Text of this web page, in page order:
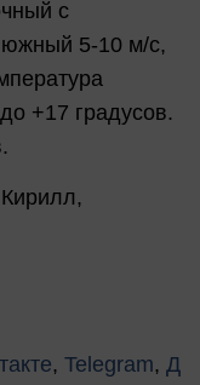
с
южный 5-10 м/с,
+17 градусов.
, Telegram, Д